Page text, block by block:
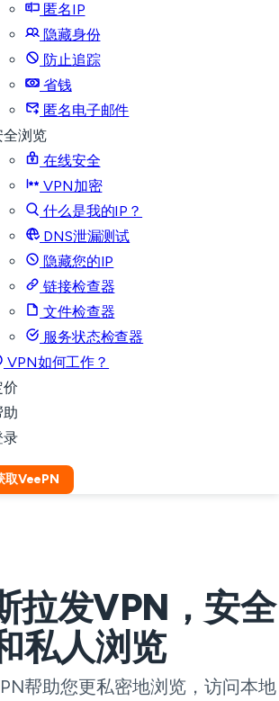
匿名IP
隐藏身份
防止追踪
省钱
匿名电子邮件
全浏览
在线安全
VPN加密
什么是我的IP？
DNS泄漏测试
隐藏您的IP
链接检查器
文件检查器
服务状态检查器
VPN如何工作？
价
助
录
取VeePN
拉发VPN，安全
私人浏览
帮助您更私密地浏览，访问本地